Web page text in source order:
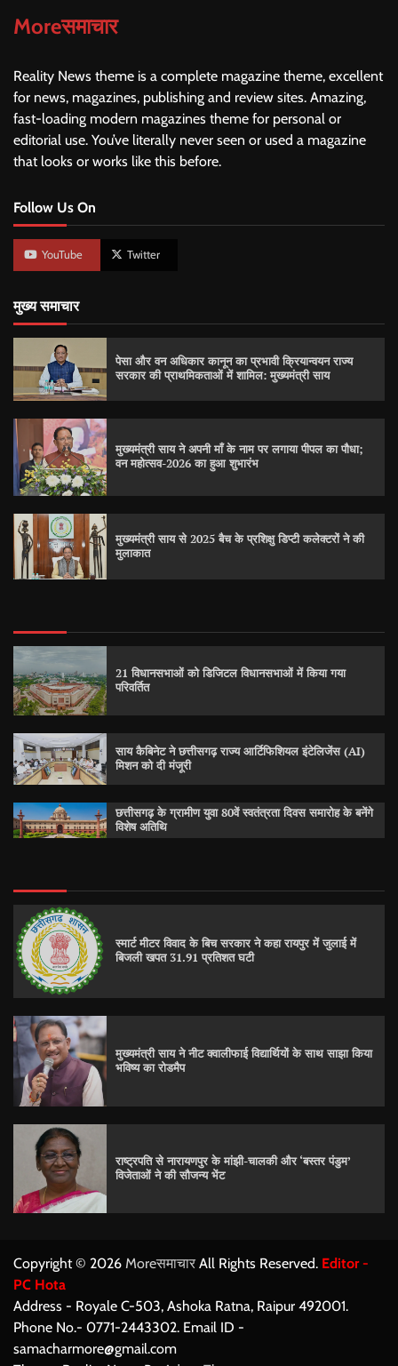
Moreसमाचार
Reality News theme is a complete magazine theme, excellent
for news, magazines, publishing and review sites. Amazing,
fast-loading modern magazines theme for personal or
editorial use. You’ve literally never seen or used a magazine
that looks or works like this before.
Follow Us On
YouTube Twitter
मुख्य समाचार
पेसा और वन अधिकार कानून का प्रभावी क्रियान्वयन राज्य
सरकार की प्राथमिकताओं में शामिल: मुख्यमंत्री साय
मुख्यमंत्री साय ने अपनी माँ के नाम पर लगाया पीपल का पौधा;
वन महोत्सव-2026 का हुआ शुभारंभ
मुख्यमंत्री साय से 2025 बैच के प्रशिक्षु डिप्टी कलेक्टरों ने की
मुलाकात
21 विधानसभाओं को डिजिटल विधानसभाओं में किया गया
परिवर्तित
साय कैबिनेट ने छत्तीसगढ़ राज्य आर्टिफिशियल इंटेलिजेंस (AI)
मिशन को दी मंजूरी
छत्तीसगढ़ के ग्रामीण युवा 80वें स्वतंत्रता दिवस समारोह के बनेंगे
विशेष अतिथि
स्मार्ट मीटर विवाद के बिच सरकार ने कहा रायपुर में जुलाई में
बिजली खपत 31.91 प्रतिशत घटी
मुख्यमंत्री साय ने नीट क्वालीफाई विद्यार्थियों के साथ साझा किया
भविष्य का रोडमैप
राष्ट्रपति से नारायणपुर के मांझी-चालकी और ‘बस्तर पंडुम’
विजेताओं ने की सौजन्य भेंट
Copyright © 2026 Moreसमाचार All Rights Reserved. Editor -
PC Hota
Address - Royale C-503, Ashoka Ratna, Raipur 492001.
Phone No.- 0771-2443302. Email ID -
samacharmore@gmail.com